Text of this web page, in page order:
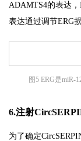
ADAMTS4的表达
表达通过调节ERG
图5 ERG是miR-
6.注射
为了确定